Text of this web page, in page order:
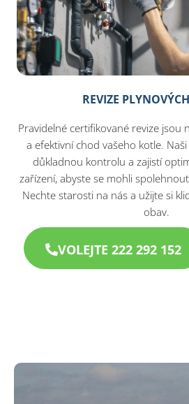
REVIZE
Pravidelné certifikované revize jsou
a efektivní chod vašeho kotle.
důkladnou kontrolu a zajistí
zařízení, abyste se mohli
Nechte starosti na nás a užijte si
obav.
VOLEJTE 222 292 152